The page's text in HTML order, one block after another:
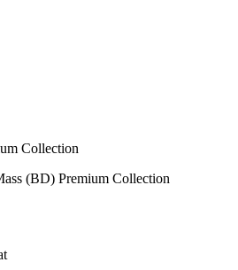
Collection
(BD) Premium Collection